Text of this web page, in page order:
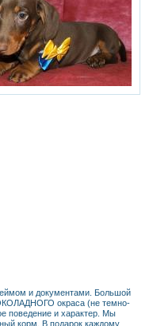
и документами. Большой
окраса (не темно-
поведение и характер. Мы
корм. В подарок каждому